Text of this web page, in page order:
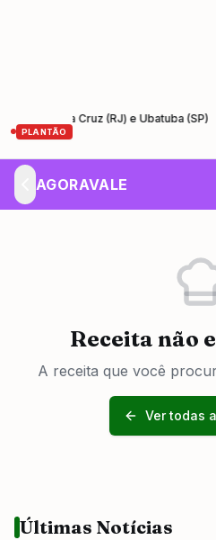
PLANTÃO
Cruz (RJ) e Ubatuba (SP)
AGORAVALE
Receita não
A receita que você
Ver todas
Últimas Notícias